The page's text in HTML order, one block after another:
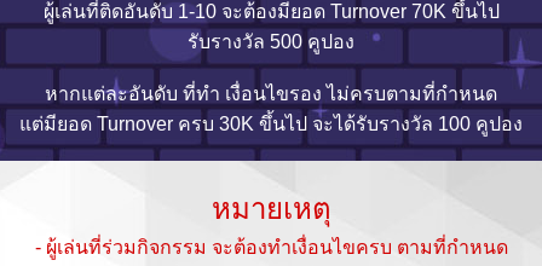
ผู้เล่นที่ติดอันดับ 1-10 จะต้องมียอด Turnover 70K ขึ้นไป
รับรางวัล 500 คูปอง
หากแต่ละอันดับ ที่ทำ เงื่อนไขรอง ไม่ครบตามที่กำหนด
แต่มียอด Turnover ครบ 30K ขึ้นไป จะได้รับรางวัล 100 คูปอง
หมายเหตุ
- ผู้เล่นที่ร่วมกิจกรรม จะต้องทำเงื่อนไขครบ ตามที่กำหนด